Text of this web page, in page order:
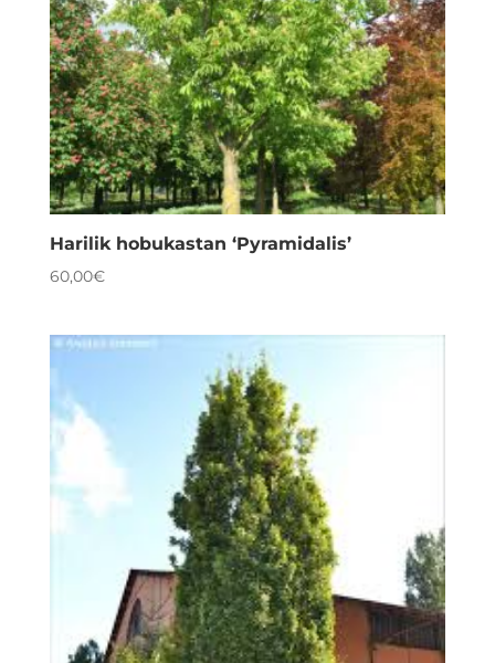
Harilik hobukastan ‘Pyramidalis’
60,00€